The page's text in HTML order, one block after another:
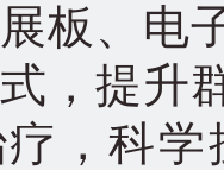
板、电
，提升
，科